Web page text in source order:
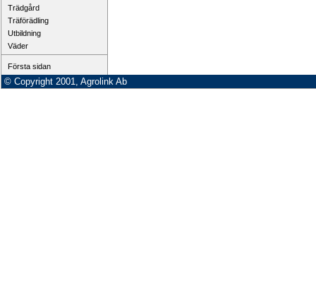
Trädgård
Träförädling
Utbildning
Väder
Första sidan
© Copyright 2001, Agrolink Ab